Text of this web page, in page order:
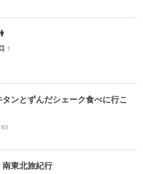
1
ンとずんだシェーク食べに行こ
60
東北旅紀行